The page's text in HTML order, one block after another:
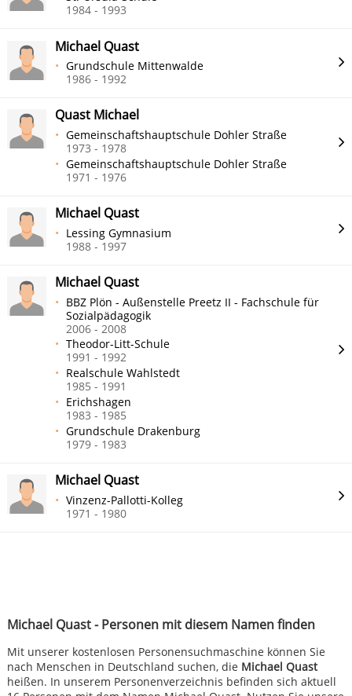
Michael Quast - Personen mit diesem Namen finden
Mit unserer kostenlosen Personensuchmaschine können Sie
nach Menschen in Deutschland suchen, die Michael Quast
heißen. In unserem Personenverzeichnis befinden sich aktuell
1984 - 1993
Michael Quast
Grundschule Mittenwalde
1986 - 1992
Quast Michael
Gemeinschaftshauptschule Dohler Straße
1973 - 1978
Gemeinschaftshauptschule Dohler Straße
1971 - 1976
Michael Quast
Lessing Gymnasium
1988 - 1997
Michael Quast
BBZ Plön - Außenstelle Preetz II - Fachschule für
Sozialpädagogik
2006 - 2008
Theodor-Litt-Schule
1991 - 1992
Realschule Wahlstedt
1985 - 1991
Erichshagen
1983 - 1985
Grundschule Drakenburg
1979 - 1983
Michael Quast
Vinzenz-Pallotti-Kolleg
1971 - 1980